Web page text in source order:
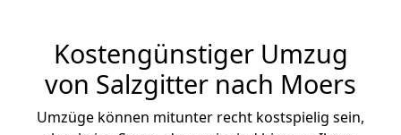
Kostengünstiger Umzug
von Salzgitter nach Moers
Umzüge können mitunter recht kostspielig sein,